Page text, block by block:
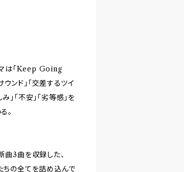
は「Keep Going
ド」「交差するツイ
「不安」「劣等感」を
。
曲3曲を収録した、
ちの全てを詰め込んで